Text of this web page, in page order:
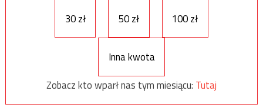
30 zł
50 zł 100 zł
Inna kwota
Zobacz kto wparł nas tym miesiącu: Tutaj